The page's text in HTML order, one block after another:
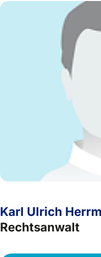
Karl Ulrich
Rechtsanwalt